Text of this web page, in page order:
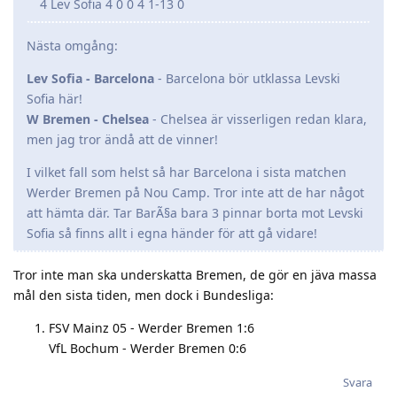
4 Lev Sofia 4 0 0 4 1-13 0
Nästa omgång:
Lev Sofia - Barcelona - Barcelona bör utklassa Levski
Sofia här!
W Bremen - Chelsea - Chelsea är visserligen redan klara,
men jag tror ändå att de vinner!
I vilket fall som helst så har Barcelona i sista matchen
Werder Bremen på Nou Camp. Tror inte att de har något
att hämta där. Tar BarÃ§a bara 3 pinnar borta mot Levski
Sofia så finns allt i egna händer för att gå vidare!
Tror inte man ska underskatta Bremen, de gör en jäva massa
mål den sista tiden, men dock i Bundesliga:
FSV Mainz 05 - Werder Bremen 1:6
VfL Bochum - Werder Bremen 0:6
Svara